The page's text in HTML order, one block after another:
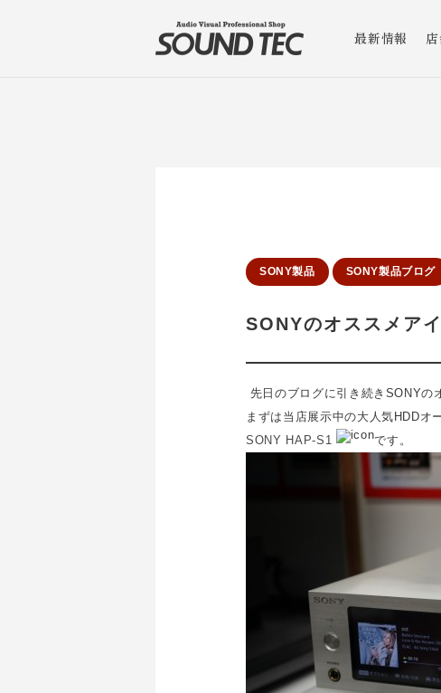
最新情報
SONY製品 SONY製品ブログ
SONYのオススメア
先日のブログに引き続きSONYの
まずは当店展示中の大人気HDDオ
SONY HAP-S1
です。